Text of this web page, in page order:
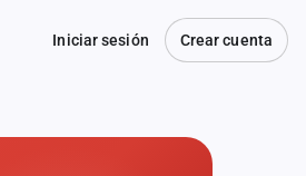
Iniciar sesión Crear cuenta